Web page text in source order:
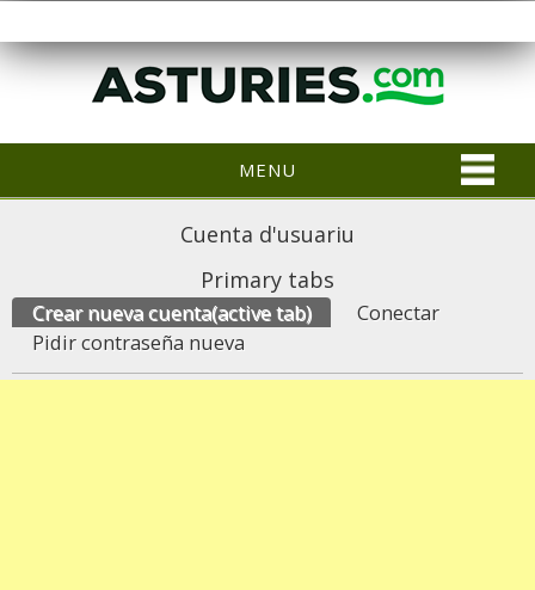
MENU
Cuenta d'usuariu
Primary tabs
Crear nueva cuenta(active tab)
Conectar
Pidir contraseña nueva